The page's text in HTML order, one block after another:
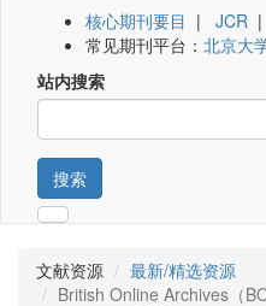
核心期刊要目 | JCR |
常见期刊平台： 北京大
站内搜索
搜索
文献资源
最新/精选资源
British Online Archives（